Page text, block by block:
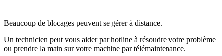
Beaucoup de blocages peuvent se gérer à distance.
Un technicien peut vous aider par hotline à résoudre votre problème
ou prendre la main sur votre machine par télémaintenance.